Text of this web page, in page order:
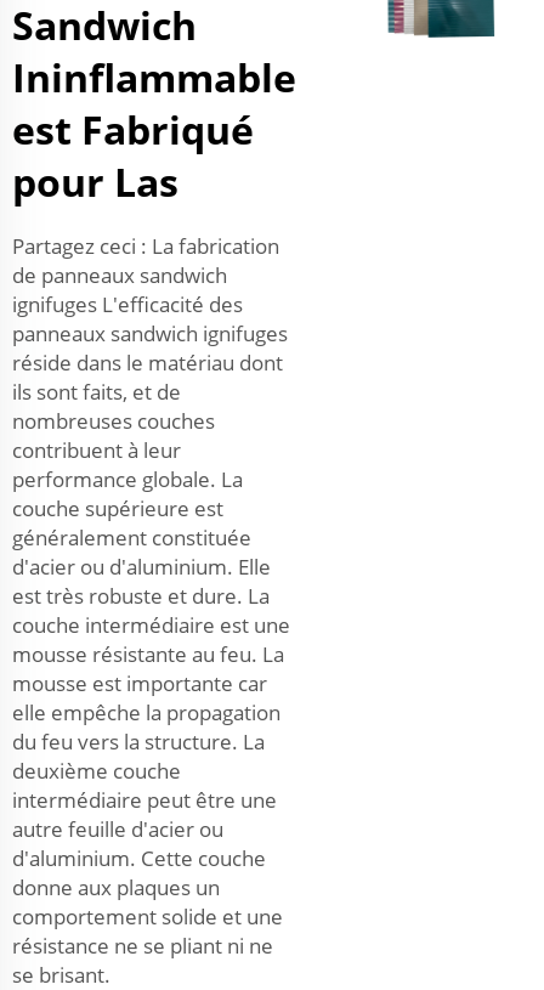
Sandwich
Ininflammable
est Fabriqué
pour Las
Partagez ceci : La fabrication
de panneaux sandwich
ignifuges L'efficacité des
panneaux sandwich ignifuges
réside dans le matériau dont
ils sont faits, et de
nombreuses couches
contribuent à leur
performance globale. La
couche supérieure est
généralement constituée
d'acier ou d'aluminium. Elle
est très robuste et dure. La
couche intermédiaire est une
mousse résistante au feu. La
mousse est importante car
elle empêche la propagation
du feu vers la structure. La
deuxième couche
intermédiaire peut être une
autre feuille d'acier ou
d'aluminium. Cette couche
donne aux plaques un
comportement solide et une
résistance ne se pliant ni ne
se brisant.